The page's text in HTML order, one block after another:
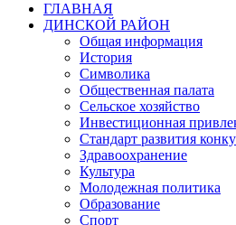
ГЛАВНАЯ
ДИНСКОЙ РАЙОН
Общая информация
История
Символика
Общественная палата
Сельское хозяйство
Инвестиционная
Стандарт развития
Здравоохранение
Культура
Молодежная политика
Образование
Спорт